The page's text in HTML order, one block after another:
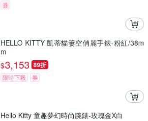
券
HELLO KITTY 凱蒂貓簍空俏麗手錶-粉紅/38m
m
$3,153 89折
限時下殺 券
Hello Kitty 童趣夢幻時尚腕錶-玫瑰金X白